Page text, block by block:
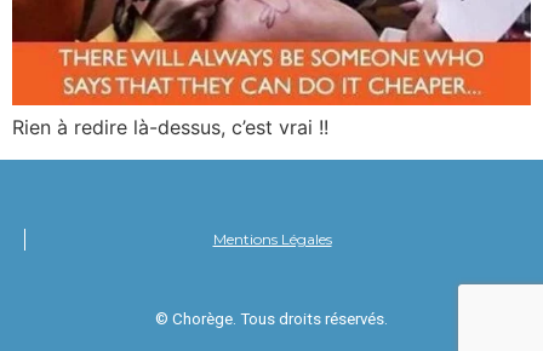
Rien à redire là-dessus, c’est vrai !!
Mentions Légales
© Chorège. Tous droits réservés.